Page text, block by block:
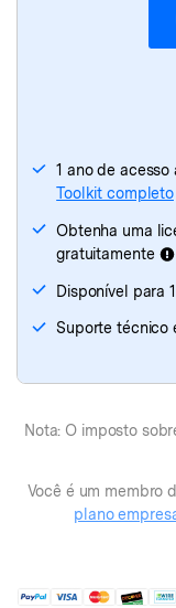
1 ano de
Toolkit completo
Obtenha uma
gratuitamente
Disponível para
Suporte técnico
Nota: O imposto
Você é um membro
plano